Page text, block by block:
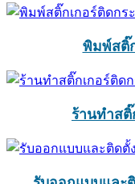
พิมพ์สติ๊
ร้านทำสติ๊